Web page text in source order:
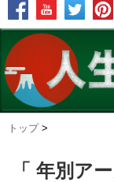
トップ >
「 年別ア